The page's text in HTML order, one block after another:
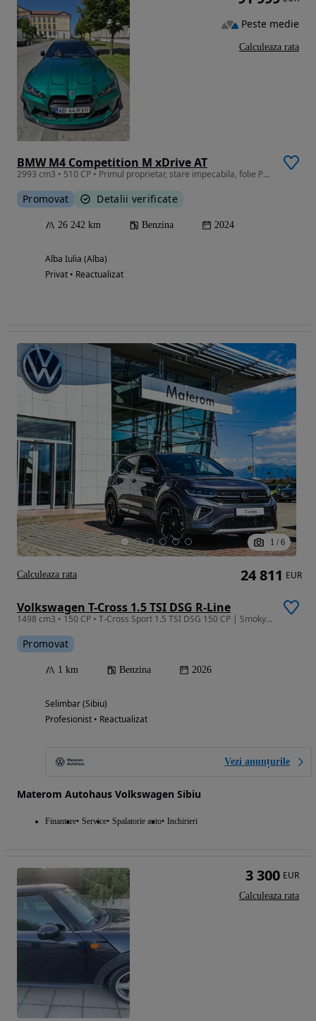
BMW M4 Competition M xDrive AT
2993 cm3 • 510 CP • Primul proprietar, stare impecabila, folie PPF premium.
Promovat Detalii verificate
26 242 km Benzina 2024
Alba Iulia (Alba)
Privat • Reactualizat
Peste medie
Calculeaza rata
1 / 6
Volkswagen T-Cross 1.5 TSI DSG R-Line
1498 cm3 • 150 CP • T-Cross Sport 1.5 TSI DSG 150 CP | Smoky gray | Matrix | Keyless
Promovat
1 km Benzina 2026
Selimbar (Sibiu)
Profesionist • Reactualizat
Vezi anunțurile
Materom Autohaus Volkswagen Sibiu
Finantare Service Spalatorie auto Inchirieri
24 811 EUR
Calculeaza rata
3 300 EUR
Calculeaza rata